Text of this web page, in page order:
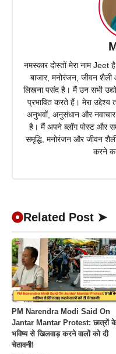
नमस्कार दोस्तों मेरा नाम Jeet
बाजार, मनोरंजन, जीवन शैली
लिखना पसंद है। मैं उन सभी
प्रभावित करते हैं। मेरा उद्देश्य
अनुभवों, अनुसंधान और नवाचार
है। मैं अपने ब्लॉग पोस्ट और
समृद्धि, मनोरंजन और जीवन
करने
Related Post ➤
PM Narendra Modi Said On
Jantar Mantar Protest: छात्रों
भविष्य से खिलवाड़ करने वालों को दी
चेतावनी!